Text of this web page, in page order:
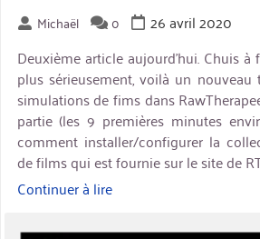
Michaël 0
26 avril 2020
Deuxième article aujourd’hui. Chuis
plus sérieusement, voilà un
simulations de fims dans
partie (les 9 premières minutes
comment installer/configurer la
de films qui est fournie sur le site de
Continuer à lire« RawTherapee
simulation